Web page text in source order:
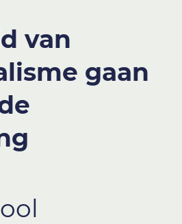
van
gaan